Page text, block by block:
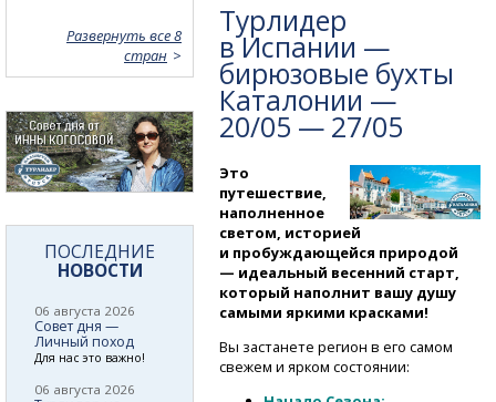
Турлидер
в Испании —
бирюзовые бухты
Каталонии —
20/05 — 27/05
Это
путешествие,
наполненное
светом, историей
и пробуждающейся природой
— идеальный весенний старт,
который наполнит вашу душу
самыми яркими красками!
Вы застанете регион в его самом
свежем и ярком состоянии:
Развернуть все 8
стран
ПОСЛЕДНИЕ
НОВОСТИ
06 августа 2026
Совет дня —
Личный поход
Для нас это важно!
06 августа 2026